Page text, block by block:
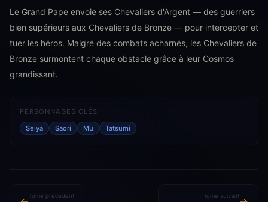
Le Grand Pape envoie ses Chevaliers d'Argent — des guerriers
bien supérieurs aux Chevaliers de Bronze — pour intercepter et
tuer les héros. Malgré des combats acharnés, les Chevaliers de
Bronze surmontent chaque obstacle grâce à leur Cosmos
grandissant.
PERSONNAGES CLÉS
Seiya Saori Mü Tatsumi
Tome précédent Tome suivant